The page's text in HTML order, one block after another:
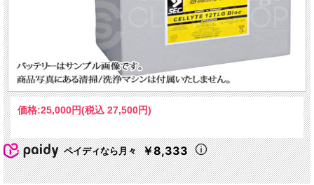
価格:25,000円(税込 27,500円)
ペイディなら月々 ￥8,333